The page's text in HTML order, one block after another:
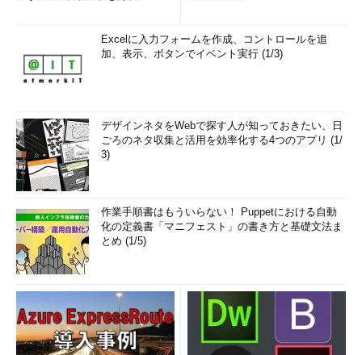
Excelに入力フォームを作成、コントロールを追
加、表示、ボタンでイベント実行 (1/3)
デザインネタをWebで探す人が知っておきたい、日
ごろのネタ収集と活用を効率化する4つのアプリ (1/
3)
作業手順書はもういらない！ Puppetにおける自動
化の定義書「マニフェスト」の書き方と基礎文法ま
とめ (1/5)